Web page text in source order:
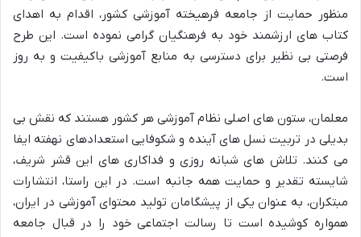
منظور حمایت از جامعه فرهیخته آموزشی کشور، اقدام به اهدای
کتاب های ارزشمند خود به فرهنگیان گرامی نموده است. این طرح
فرصتی بی نظیر برای دسترسی به منابع آموزشی باکیفیت و به روز
است.
معلمان، ستون های اصلی نظام آموزشی هر کشور هستند که نقش بی
بدیلی در تربیت نسل های آینده و شکوفایی استعدادهای نهفته ایفا
می کنند. تلاش های شبانه روزی و فداکاری های این قشر شریف،
شایسته تقدیر و حمایت همه جانبه است. در این راستا، انتشارات
مبتکران، به عنوان یکی از پیشگامان تولید محتوای آموزشی در ایران،
همواره کوشیده است تا رسالت اجتماعی خود را در قبال جامعه